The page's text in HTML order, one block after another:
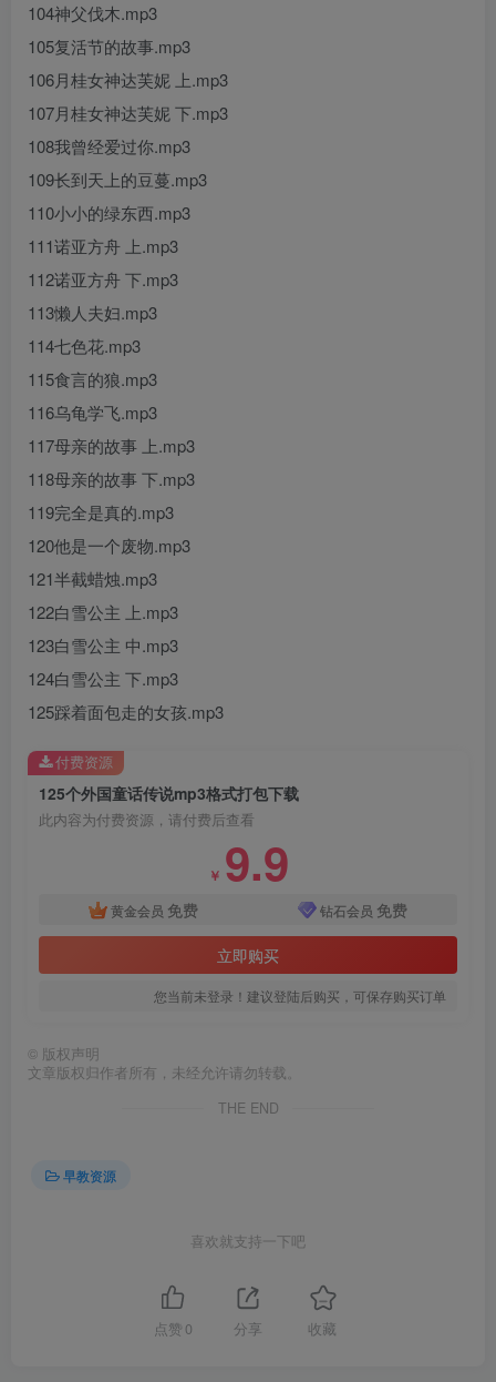
104神父伐木.mp3
105复活节的故事.mp3
106月桂女神达芙妮 上.mp3
107月桂女神达芙妮 下.mp3
108我曾经爱过你.mp3
109长到天上的豆蔓.mp3
110小小的绿东西.mp3
111诺亚方舟 上.mp3
112诺亚方舟 下.mp3
113懒人夫妇.mp3
114七色花.mp3
115食言的狼.mp3
116乌龟学飞.mp3
117母亲的故事 上.mp3
118母亲的故事 下.mp3
119完全是真的.mp3
120他是一个废物.mp3
121半截蜡烛.mp3
122白雪公主 上.mp3
123白雪公主 中.mp3
124白雪公主 下.mp3
125踩着面包走的女孩.mp3
125个外国童话传说mp3格式打包下载
此内容为付费资源，请付费后查看
￥ 9.9
黄金会员 免费 钻石会员 免费
立即购买
您当前未登录！建议登陆后购买，可保存购买订单
付费资源
© 版权声明
文章版权归作者所有，未经允许请勿转载。
THE END
早教资源
喜欢就支持一下吧
点赞 0 分享 收藏